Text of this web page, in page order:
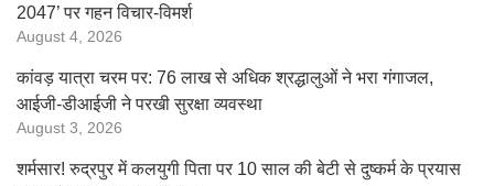
2047’ पर गहन विचार-विमर्श
August 4, 2026
कांवड़ यात्रा चरम पर: 76 लाख से अधिक श्रद्धालुओं ने भरा गंगाजल,
आईजी-डीआईजी ने परखी सुरक्षा व्यवस्था
August 3, 2026
शर्मसार! रुद्रपुर में कलयुगी पिता पर 10 साल की बेटी से दुष्कर्म के प्रयास